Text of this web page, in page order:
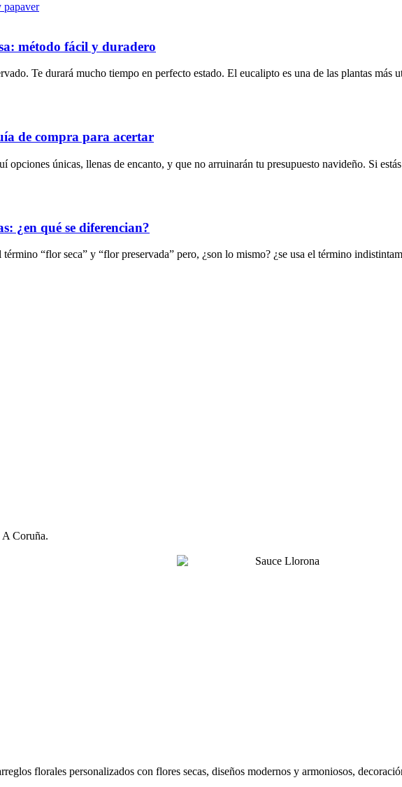
método fácil y duradero
Te durará mucho tiempo en perfecto estado. El eucalipto es una de las plantas más
de compra para acertar
opciones únicas, llenas de encanto, y que no arruinarán tu presupuesto navideño. Si
¿en qué se diferencian?
“flor seca” y “flor preservada” pero, ¿son lo mismo? ¿se usa el término
Coruña.
florales personalizados con flores secas, diseños modernos y armoniosos,